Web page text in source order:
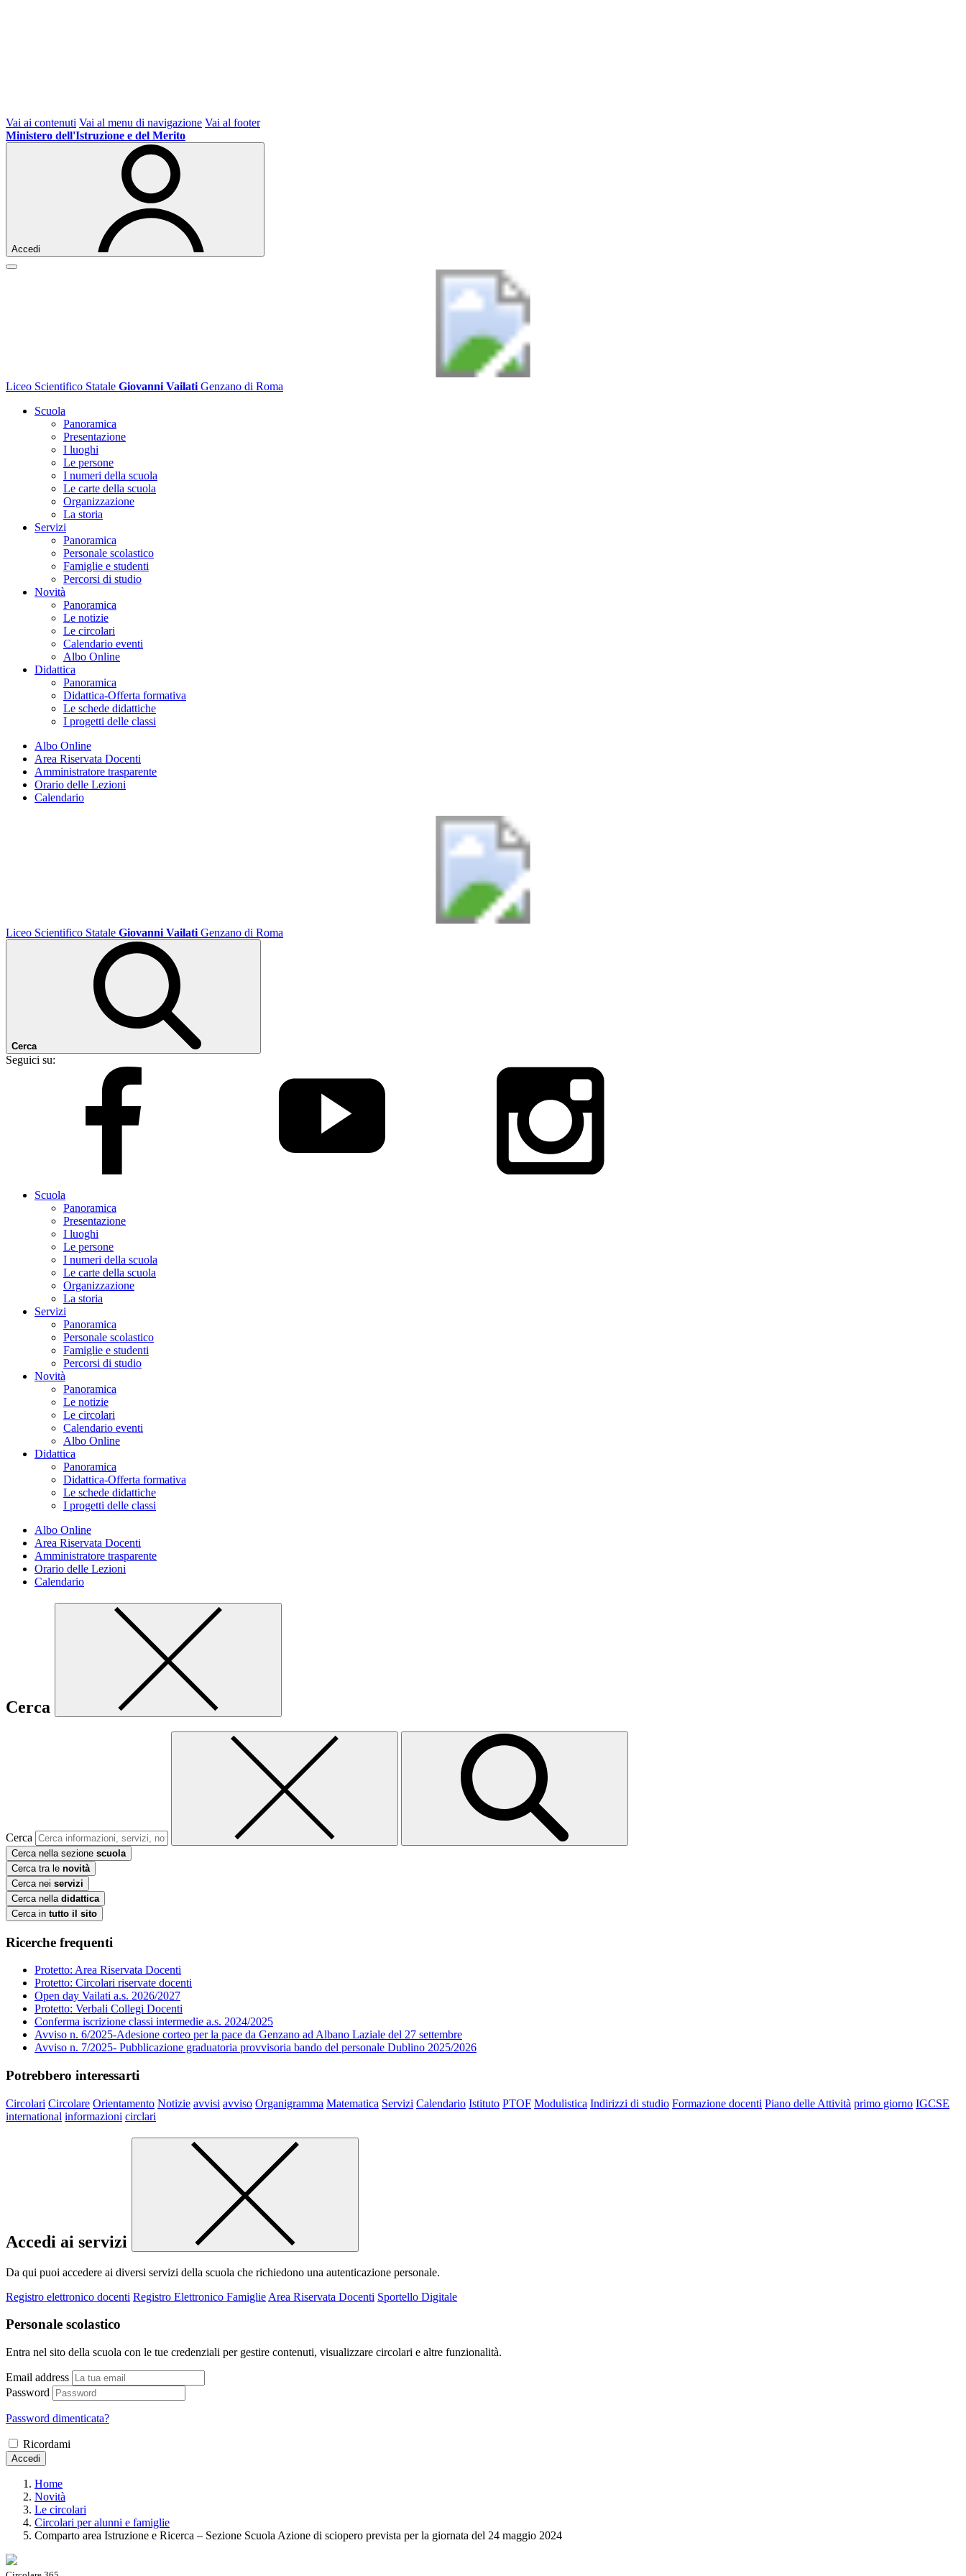
Vai ai contenuti Vai al menu di navigazione Vai al footer
Ministero dell'Istruzione e del Merito
Accedi
Liceo Scientifico Statale Giovanni Vailati Genzano di Roma
Scuola
Panoramica
Presentazione
I luoghi
Le persone
I numeri della scuola
Le carte della scuola
Organizzazione
La storia
Servizi
Panoramica
Personale scolastico
Famiglie e studenti
Percorsi di studio
Novità
Panoramica
Le notizie
Le circolari
Calendario eventi
Albo Online
Didattica
Panoramica
Didattica-Offerta formativa
Le schede didattiche
I progetti delle classi
Albo Online
Area Riservata Docenti
Amministratore trasparente
Orario delle Lezioni
Calendario
Liceo Scientifico Statale Giovanni Vailati Genzano di Roma
Cerca
Seguici su:
Scuola
Panoramica
Presentazione
I luoghi
Le persone
I numeri della scuola
Le carte della scuola
Organizzazione
La storia
Servizi
Panoramica
Personale scolastico
Famiglie e studenti
Percorsi di studio
Novità
Panoramica
Le notizie
Le circolari
Calendario eventi
Albo Online
Didattica
Panoramica
Didattica-Offerta formativa
Le schede didattiche
I progetti delle classi
Albo Online
Area Riservata Docenti
Amministratore trasparente
Orario delle Lezioni
Calendario
Cerca
Cerca
Cerca nella sezione scuola
Cerca tra le novità
Cerca nei servizi
Cerca nella didattica
Cerca in tutto il sito
Ricerche frequenti
Protetto: Area Riservata Docenti
Protetto: Circolari riservate docenti
Open day Vailati a.s. 2026/2027
Protetto: Verbali Collegi Docenti
Conferma iscrizione classi intermedie a.s. 2024/2025
Avviso n. 6/2025-Adesione corteo per la pace da Genzano ad Albano Laziale del 27 settembre
Avviso n. 7/2025- Pubblicazione graduatoria provvisoria bando del personale Dublino 2025/2026
Potrebbero interessarti
Circolari Circolare Orientamento Notizie avvisi avviso Organigramma Matematica Servizi Calendario Istituto PTOF Modulistica Indirizzi di studio Formazione docenti Piano delle Attività primo giorno IGCSE
international informazioni circlari
Accedi ai servizi
Da qui puoi accedere ai diversi servizi della scuola che richiedono una autenticazione personale.
Registro elettronico docenti Registro Elettronico Famiglie Area Riservata Docenti Sportello Digitale
Personale scolastico
Entra nel sito della scuola con le tue credenziali per gestire contenuti, visualizzare circolari e altre funzionalità.
Email address
Password
Password dimenticata?
Ricordami
Accedi
Home
Novità
Le circolari
Circolari per alunni e famiglie
Comparto area Istruzione e Ricerca – Sezione Scuola Azione di sciopero prevista per la giornata del 24 maggio 2024